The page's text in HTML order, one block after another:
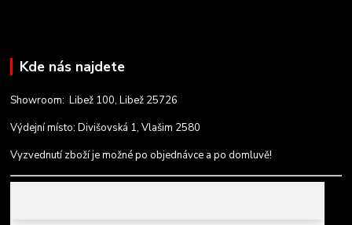
Kde nás najdete
Showroom: Libež 100, Libež 25726
Výdejní místo: Divišovská 1, Vlašim 2580
Vyzvednutí zboží je možné po objednávce a po domluvě!